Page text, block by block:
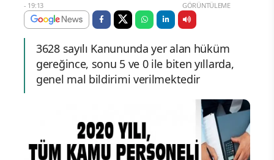
- 19:13
GÖRÜNTÜLEME
3628 sayılı Kanununda yer alan hüküm
gereğince, sonu 5 ve 0 ile biten yıllarda,
genel mal bildirimi verilmektedir